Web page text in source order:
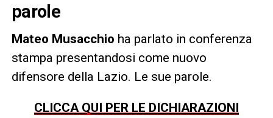
parole
Mateo Musacchio ha parlato in conferenza
stampa presentandosi come nuovo
difensore della Lazio. Le sue parole.
CLICCA QUI PER LE DICHIARAZIONI